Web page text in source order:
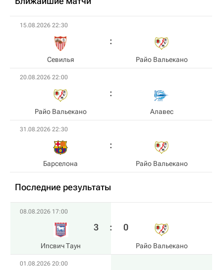
15.08.2026 22:30
Севилья Райо Вальекано
20.08.2026 22:00
Райо Вальекано Алавес
31.08.2026 22:30
Барселона Райо Вальекано
Последние результаты
08.08.2026 17:00
Ипсвич Таун
3 : 0
Райо Вальекано
01.08.2026 20:00